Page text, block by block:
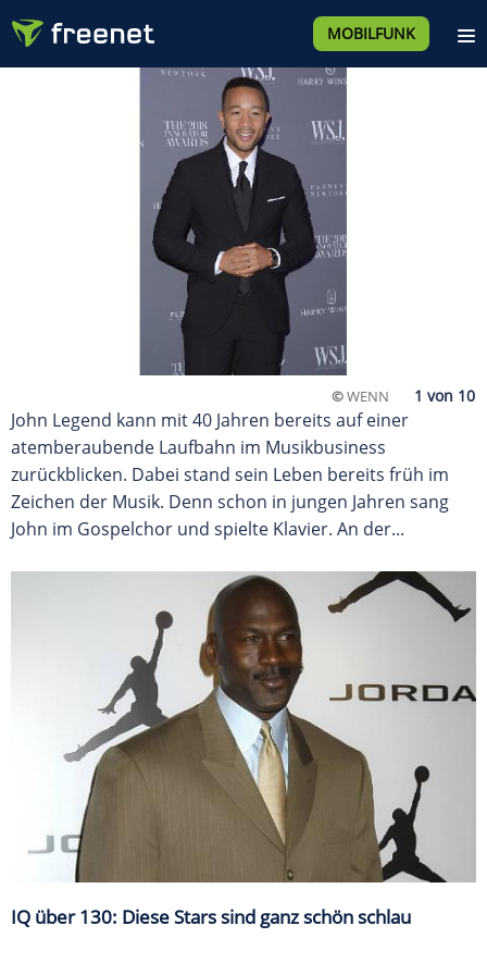
MOBILFUNK
©WENN
John Legend kann mit 40 Jahren bereits auf einer
atemberaubende Laufbahn im Musikbusiness
zurückblicken. Dabei stand sein Leben bereits früh im
Zeichen der Musik. Denn schon in jungen Jahren sang
John im Gospelchor und spielte Klavier. An der...
IQ über 130: Diese Stars sind ganz schön schlau